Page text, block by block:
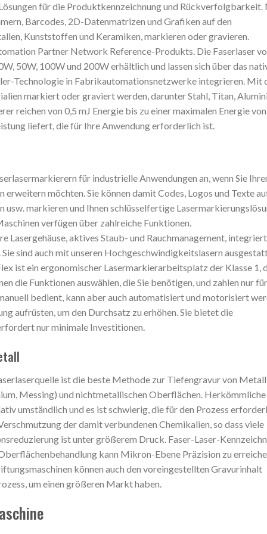
für die Produktkennzeichnung und
Barcodes, 2D-Datenmatrizen und Grafiken auf den
Kunststoffen und Keramiken, markieren oder gravieren.
Partner Network Reference-Produkts. Die Faserlaser
50W, 100W und 200W erhältlich und lassen sich über das
Technologie in Fabrikautomationsnetzwerke integrieren. Mit
markiert oder graviert werden, darunter Stahl, Titan,
reichen von 0,5 mJ Energie bis zu einer maximalen Energie von
liefert, die für Ihre Anwendung erforderlich ist.
für industrielle Anwendungen an, wenn Sie
möchten. Sie können damit Codes, Logos und Texte
markieren und Ihnen schlüsselfertige
verfügen über zahlreiche Funktionen.
Lasergehäuse, aktives Staub- und Rauchmanagement,
sind auch mit unseren Hochgeschwindigkeitslasern
ist ein ergonomischer Lasermarkierarbeitsplatz der Klasse 1,
die Funktionen auswählen, die Sie benötigen, und zahlen nur
bedient, kann aber auch automatisiert und motorisiert
aufrüsten, um den Durchsatz zu erhöhen. Sie bietet die
nur minimale Investitionen.
ist die beste Methode zur Tiefengravur von Metall
Messing) und nichtmetallischen Oberflächen. Herkömmliche
umständlich und es ist schwierig, die für den Prozess
der damit verbundenen Chemikalien, so dass viele
ist unter größerem Druck. Faser-Laser-
kann Mikron-Ebene Präzision zu
können auch den voreingestellten Gravurinhalt
um einen größeren Markt haben.